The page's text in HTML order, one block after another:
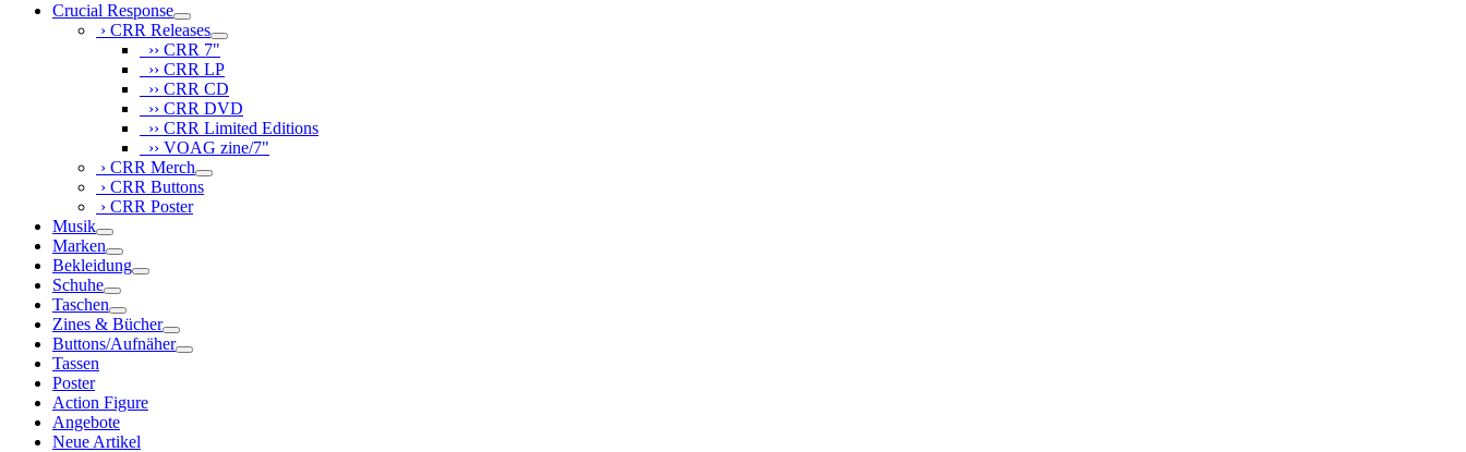
Crucial Response
› CRR Releases
›› CRR 7"
›› CRR LP
›› CRR CD
›› CRR DVD
›› CRR Limited Editions
›› VOAG zine/7"
› CRR Merch
› CRR Buttons
› CRR Poster
Musik
Marken
Bekleidung
Schuhe
Taschen
Zines & Bücher
Buttons/Aufnäher
Tassen
Poster
Action Figure
Angebote
Neue Artikel